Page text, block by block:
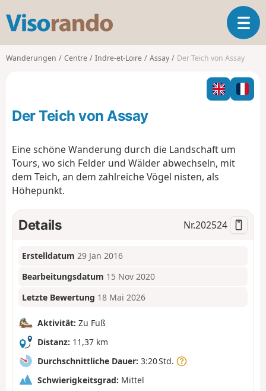
s
o
o
T
o
l
n
n
Wanderungen Centre Indre-et-Loire Assay Der Teich von Assay
Der Teich von Assay
Eine schöne Wanderung durch die Landschaft um
Tours, wo sich Felder und Wälder abwechseln, mit
dem Teich, an dem zahlreiche Vögel nisten, als
Höhepunkt.
Details Nr.202524
Erstelldatum 29 Jan 2016
Bearbeitungsdatum 15 Nov 2020
Letzte Bewertung 18 Mai 2026
Aktivität: Zu Fuß
Distanz: 11,37 km
Durchschnittliche Dauer: 3:20 Std.
Schwierigkeitsgrad: Mittel